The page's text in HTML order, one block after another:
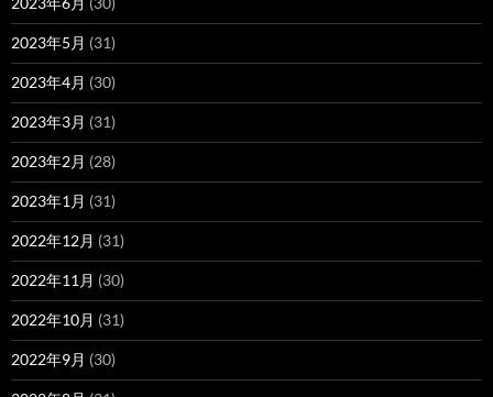
2023年5月 (31)
2023年4月 (30)
2023年3月 (31)
2023年2月 (28)
2023年1月 (31)
2022年12月 (31)
2022年11月 (30)
2022年10月 (31)
2022年9月 (30)